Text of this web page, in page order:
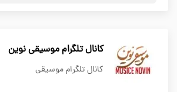
کانال تلگرام موسیقی نوین
کانال تلگرام موسیقی